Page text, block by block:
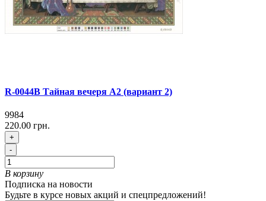
R-0044B Тайная вечеря A2 (вариант 2)
9984
220.00 грн.
+
-
В корзину
Подписка на новости
Будьте в курсе новых акций и спецпредложений!